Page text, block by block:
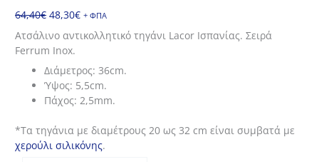
64,40€ Original
was:
48,30€Η
τρέχουσα
48,30€.
+ ΦΠΑ
Ατσάλινο αντικολλητικό τηγάνι Lacor Ισπανίας. Σειρά
Ferrum Inox.
Διάμετρος: 36cm.
Ύψος: 5,5cm.
Πάχος: 2,5mm.
*Τα τηγάνια με διαμέτρους 20 ως 32 cm είναι συμβατά με
χερούλι σιλικόνης.